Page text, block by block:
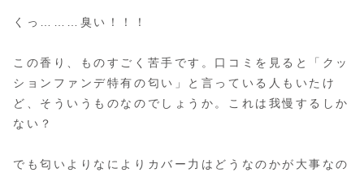
くっ………臭い！！！
この香り、ものすごく苦手です。口コミを見ると「クッ
ションファンデ特有の匂い」と言っている人もいたけ
ど、そういうものなのでしょうか。これは我慢するしか
ない？
でも匂いよりなによりカバー力はどうなのかが大事なの